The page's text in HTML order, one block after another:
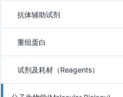
抗体辅助试剂
重组蛋白
试剂及耗材（Reagents）